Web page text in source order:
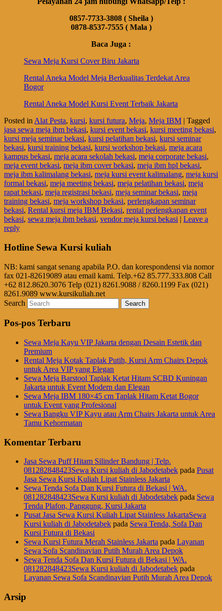
0857-7733-3808 ( Sheila )
0878-8537-7555 ( Mala )
Baca Juga :
Sewa Meja Kursi Cover Biru Jakarta
Rental Aneka Model Meja Berkualitas Terdekat Area
Bogor
Rental Aneka Model Kursi Event Terbaik Jakarta
Posted in Alat Pesta, kursi, kursi futura, Meja, Meja IBM | Tagged
jasa sewa meja ibm bekasi, kursi event bekasi, kursi meeting bekasi,
kursi meja seminar bekasi, kursi pelatihan bekasi, kursi seminar
bekasi, kursi training bekasi, kursi workshop bekasi, meja acara
kampus bekasi, meja acara sekolah bekasi, meja corporate bekasi,
meja event bekasi, meja ibm cover bekasi, meja ibm hpl bekasi,
meja ibm kalimalang bekasi, meja kursi event kalimalang, meja kursi
formal bekasi, meja meeting bekasi, meja pelatihan bekasi, meja
rapat bekasi, meja registrasi bekasi, meja seminar bekasi, meja
training bekasi, meja workshop bekasi, perlengkapan seminar
bekasi, Rental kursi meja IBM Bekasi, rental perlengkapan event
bekasi, sewa meja ibm bekasi, vendor meja kursi bekasi | Leave a
reply
Hotline Sewa Kursi kuliah
NB: kami sangat senang apabila P.O. dan korespondensi via nomor
fax 021-82619089 atau email kami. Telp.+62 85.777.333.808 Call
+62 812.8620.3076 Telp (021) 8261.9088 / 8260.1199 Fax (021)
8261.9089 www.kursikuliah.net
Search
Pos-pos Terbaru
Sewa Meja Kayu VIP Jakarta dengan Desain Estetik dan
Premium
Rental Meja Kotak Taplak Putih, Kursi Arm Chairs Depok
untuk Area VIP yang Elegan
Sewa Meja Barstool Taplak Ketat Hitam SCBD Kuningan
Jakarta untuk Event Modern dan Elegan
Sewa Meja IBM 180×45 cm Taplak Hitam Ketat Bogor
untuk Event yang Profesional
Sewa Bangku VIP Kayu atau Arm Chairs Jakarta untuk Area
Tamu Kehormatan
Komentar Terbaru
Jasa Sewa Puff Hitam Silinder Bandung | Telp.
081282848423Sewa Kursi kuliah di Jabodetabek pada Pusat
Jasa Sewa Kursi Kuliah Lipat Stainless Jakarta
Sewa Tenda Sofa Dan Kursi Futura di Bekasi | WA.
081282848423Sewa Kursi kuliah di Jabodetabek pada Sewa
Tenda Plafon, Panggung, Kursi Jakarta
Pusat Jasa Sewa Kursi Kuliah Lipat Stainless JakartaSewa
Kursi kuliah di Jabodetabek pada Sewa Tenda, Sofa Dan
Kursi Futura di Bekasi
Sewa Kursi Futura Merah Stainless Jakarta pada Layanan
Sewa Sofa Scandinavian Putih Murah Area Depok
Sewa Tenda Sofa Dan Kursi Futura di Bekasi | WA.
081282848423Sewa Kursi kuliah di Jabodetabek pada
Layanan Sewa Sofa Scandinavian Putih Murah Area Depok
Arsip